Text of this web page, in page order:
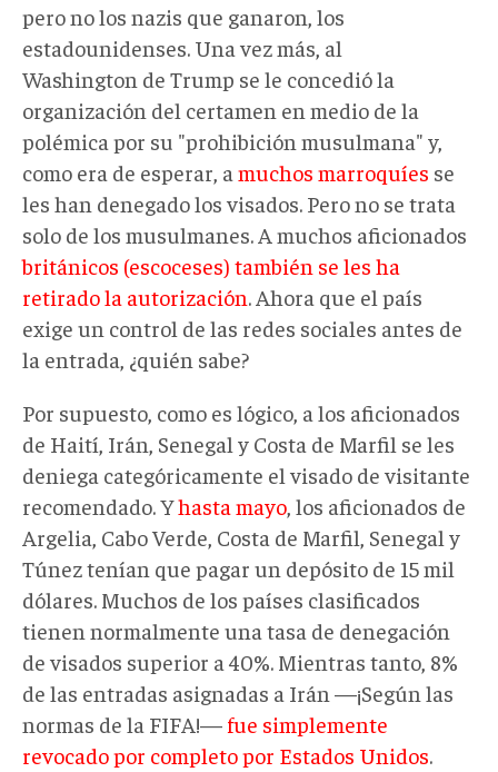
pero no los nazis que ganaron, los
estadounidenses. Una vez más, al
Washington de Trump se le concedió la
organización del certamen en medio de la
polémica por su "prohibición musulmana" y,
como era de esperar, a muchos marroquíes se
les han denegado los visados. Pero no se trata
solo de los musulmanes. A muchos aficionados
británicos (escoceses) también se les ha
retirado la autorización. Ahora que el país
exige un control de las redes sociales antes de
la entrada, ¿quién sabe?
Por supuesto, como es lógico, a los aficionados
de Haití, Irán, Senegal y Costa de Marfil se les
deniega categóricamente el visado de visitante
recomendado. Yhasta mayo , los aficionados de
Argelia, Cabo Verde, Costa de Marfil, Senegal y
Túnez tenían que pagar un depósito de 15 mil
dólares. Muchos de los países clasificados
tienen normalmente una tasa de denegación
de visados superior a 40%. Mientras tanto, 8%
de las entradas asignadas a Irán —¡Según las
normas de la FIFA!— fue simplemente
revocado por completo por Estados Unidos.